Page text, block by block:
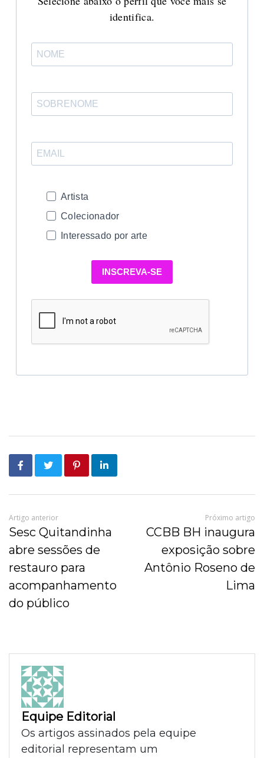
identifica.
Artista
Colecionador
Interessado por arte
INSCREVA-SE
Artigo anterior
Sesc Quitandinha
abre sessões de
restauro para
acompanhamento
do público
Próximo artigo
CCBB BH inaugura
exposição sobre
Antônio Roseno de
Lima
Equipe Editorial
Os artigos assinados pela equipe
editorial representam um